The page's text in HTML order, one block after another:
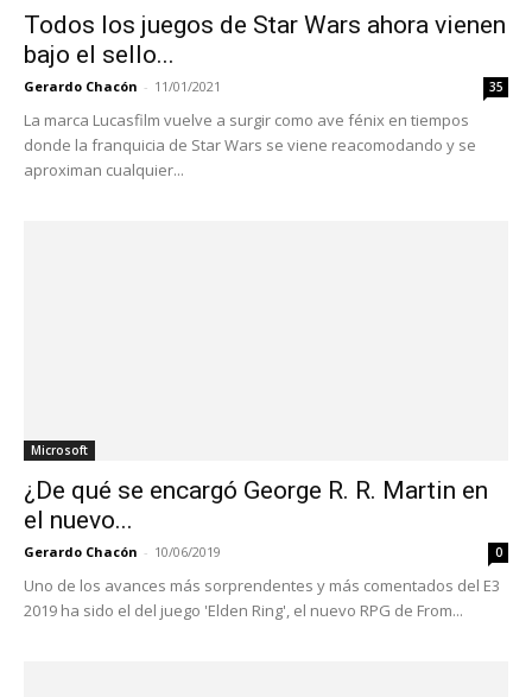
Todos los juegos de Star Wars ahora vienen
bajo el sello...
Gerardo Chacón - 11/01/2021 35
La marca Lucasfilm vuelve a surgir como ave fénix en tiempos
donde la franquicia de Star Wars se viene reacomodando y se
aproximan cualquier...
Microsoft
¿De qué se encargó George R. R. Martin en
el nuevo...
Gerardo Chacón - 10/06/2019 0
Uno de los avances más sorprendentes y más comentados del E3
2019 ha sido el del juego 'Elden Ring', el nuevo RPG de From...